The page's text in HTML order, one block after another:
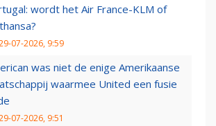
wordt het Air France-KLM of
07-2026, 9:59
was niet de enige Amerikaanse
waarmee United een fusie
07-2026, 9:51